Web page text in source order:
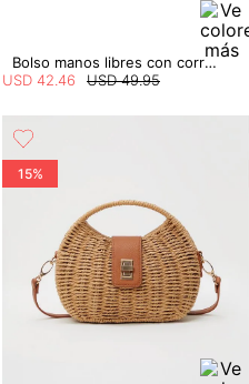
Bolso manos libres con correa
USD 49.95
USD 42 46
15%